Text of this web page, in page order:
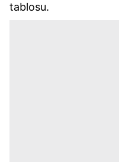
tablosu.